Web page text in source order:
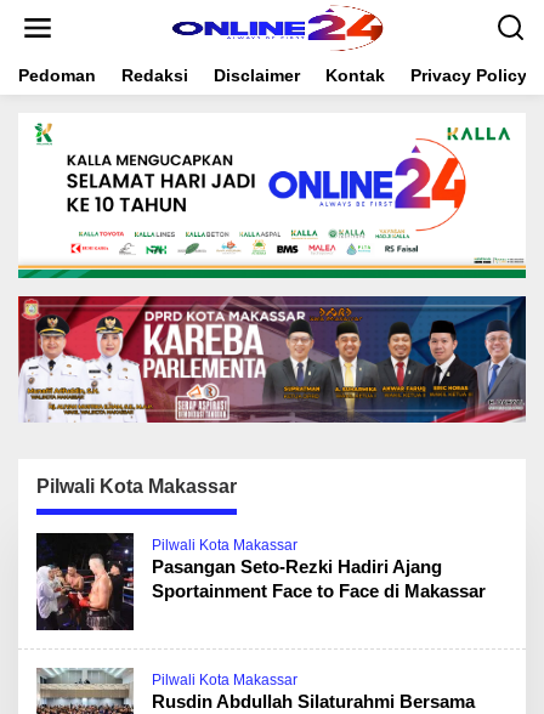
t
Pedoman Redaksi Disclaimer Kontak Privacy Policy
Pilwali Kota Makassar
Pilwali Kota Makassar
Pasangan Seto-Rezki Hadiri Ajang
Sportainment Face to Face di Makassar
Pilwali Kota Makassar
Rusdin Abdullah Silaturahmi Bersama